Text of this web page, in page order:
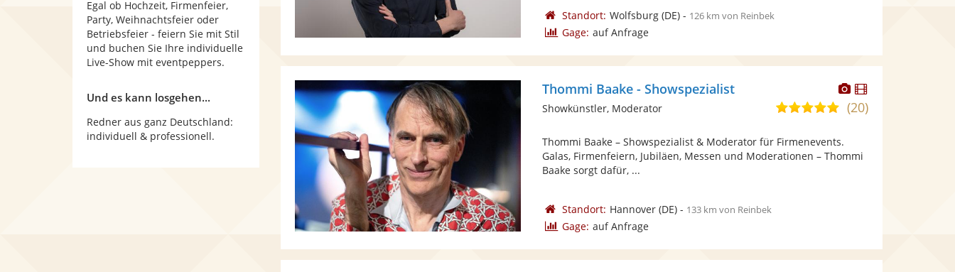
Standort: Wolfsburg(DE)- 126 km von Reinbek
Gage: auf Anfrage
Dieser
Künstler
stellt
bereit.
Dieser
Künstler
Thommi Baake - Showspezialist
4,8
5
Sternen
(20)
Showkünstler, Moderator
Thommi Baake – Showspezialist & Moderator für Firmenevents.
Galas, Firmenfeiern, Jubiläen, Messen und Moderationen – Thommi
Baake sorgt dafür, ...
Standort: Hannover(DE)- 133 km von Reinbek
Gage: auf Anfrage
Egal ob Hochzeit, Firmenfeier,
Party, Weihnachtsfeier oder
Betriebsfeier - feiern Sie mit Stil
und buchen Sie Ihre individuelle
Live-Show mit eventpeppers.
Und es kann losgehen...
Redner aus ganz Deutschland:
individuell & professionell.